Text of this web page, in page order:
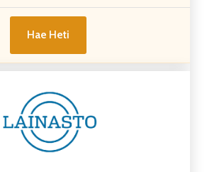
Hae Heti